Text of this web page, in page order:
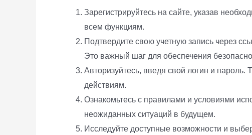
Зарегистрируйтесь на сайте, указав
всем функциям.
Подтвердите свою учетную запись через
Это важный шаг для обеспечения
Авторизуйтесь, введя свой логин и
действиям.
Ознакомьтесь с правилами и условиями
неожиданных ситуаций в будущем.
Исследуйте доступные возможности и